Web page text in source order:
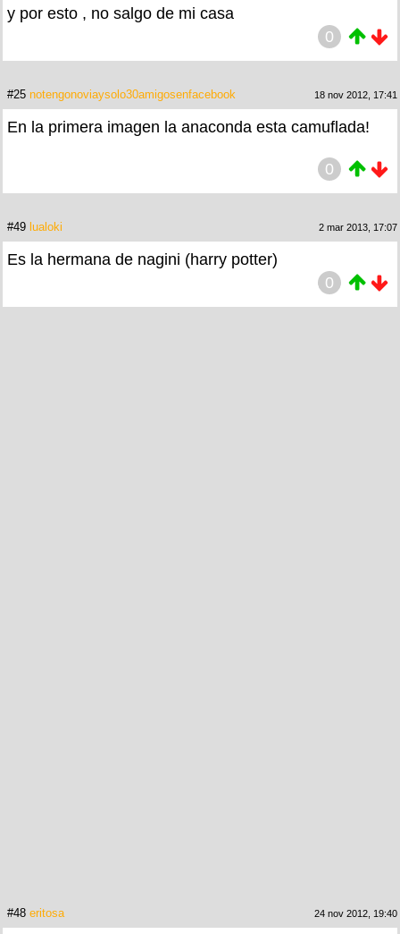
y por esto , no salgo de mi casa
0
#25 notengonoviaysolo30amigosenfacebook 18 nov 2012, 17:41
En la primera imagen la anaconda esta camuflada!
0
#49 lualoki 2 mar 2013, 17:07
Es la hermana de nagini (harry potter)
0
#48 eritosa 24 nov 2012, 19:40